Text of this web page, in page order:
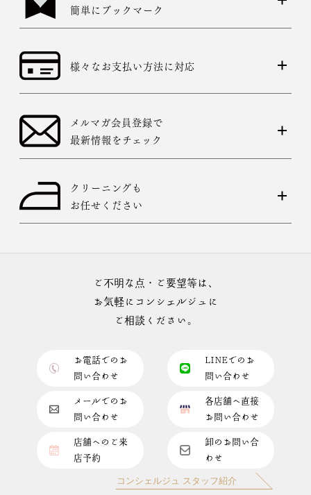
簡単にブックマーク
様々なお支払い方法に対応
メルマガ会員登録で
最新情報をチェック
クリーニングも
お任せください
ご不明な点・ご要望等は、
お気軽にコンシェルジュに
ご相談ください。
お電話でのお
問い合わせ
LINEでのお
問い合わせ
メールでのお
問い合わせ
各店舗へ直接
お問い合わせ
店舗へのご来
店予約
卸のお問い合
わせ
コンシェルジュ スタッフ紹介